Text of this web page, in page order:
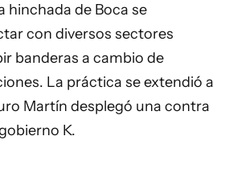
hinchada de Boca se
con diversos sectores
banderas a cambio de
La práctica se extendió a
Martín desplegó una contra
K.